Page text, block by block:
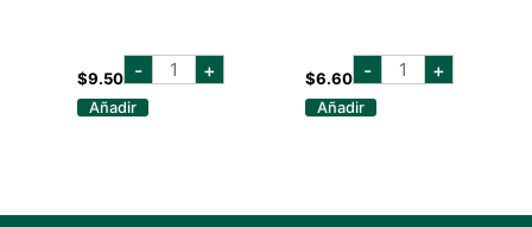
$9.50 - GAMA
EMPANADITAS
+
Añadir
$6.60 - COLLS
BUTIFARRA
+
Añadir